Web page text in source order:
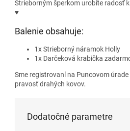
Strieborným šperkom urobíte radosť
♥
Balenie obsahuje:
1x Strieborný náramok Holly
1x Darčeková krabička
Sme registrovaní na Puncovom
pravosť drahých kovov.
Dodatočné parametre